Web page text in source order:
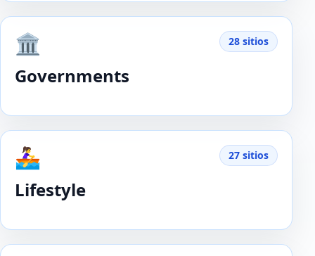
🏛️
Governments
28 sitios
🚣‍♀️
Lifestyle
27 sitios